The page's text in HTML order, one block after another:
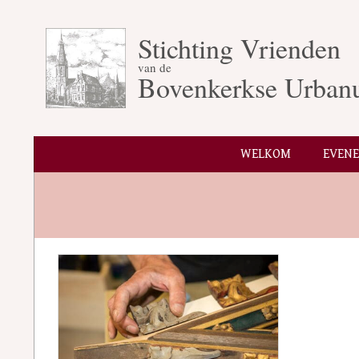
Stichting Vrienden
van de
Bovenkerkse
WELKOM